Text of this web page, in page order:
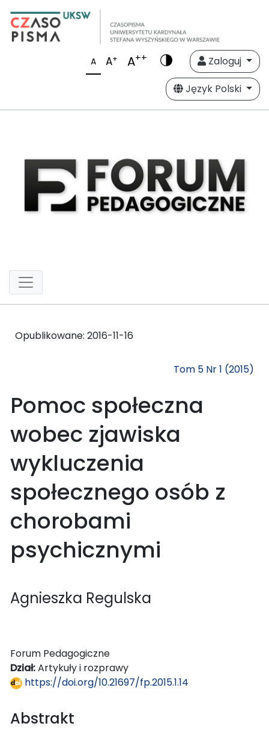
A A+ A++
Zaloguj
Język Polski
Opublikowane: 2016-11-16
Tom 5 Nr 1 (2015)
Pomoc społeczna
wobec zjawiska
wykluczenia
społecznego osób z
chorobami
psychicznymi
Agnieszka Regulska
Forum Pedagogiczne
Dział:Artykuły i rozprawy
https://doi.org/10.21697/fp.2015.1.14
Abstrakt